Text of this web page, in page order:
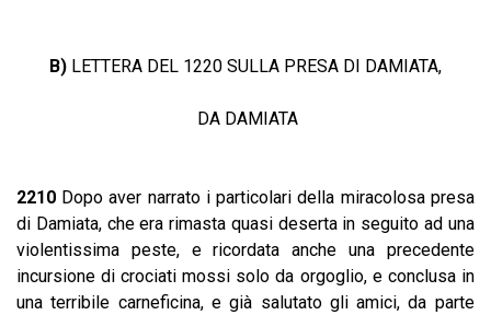
B) LETTERA DEL 1220 SULLA PRESA DI DAMIATA,
DA DAMIATA
2210 Dopo aver narrato i particolari della miracolosa presa
di Damiata, che era rimasta quasi deserta in seguito ad una
violentissima peste, e ricordata anche una precedente
incursione di crociati mossi solo da orgoglio, e conclusa in
una terribile carneficina, e già salutato gli amici, da parte